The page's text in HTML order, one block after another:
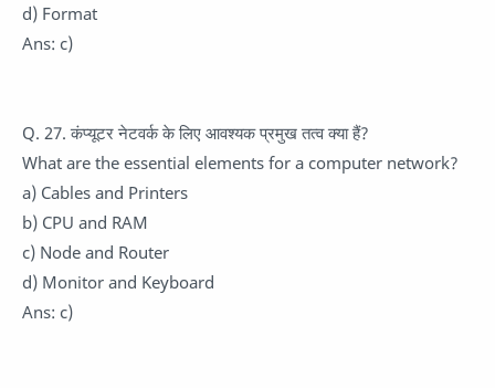
d) Format
Ans: c)
Q. 27. कंप्यूटर नेटवर्क के लिए आवश्यक प्रमुख तत्व क्या हैं?
What are the essential elements for a computer network?
a) Cables and Printers
b) CPU and RAM
c) Node and Router
d) Monitor and Keyboard
Ans: c)